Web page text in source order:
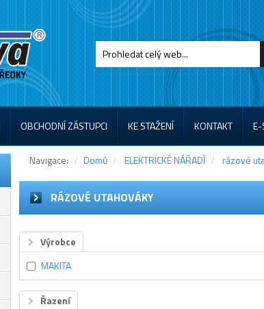
OBCHODNÍ ZÁSTUPCI KE STAŽENÍ KONTAKT
Navigace: Domů ELEKTRICKÉ NÁŘADÍ rázové
RÁZOVÉ UTAHOVÁKY
Výrobce
MAKITA
Řazení